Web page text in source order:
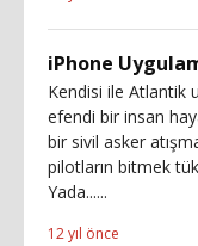
iPhone
Kendisi ile Atlantik
efendi bir insan
bir sivil asker
pilotların bitmek
Yada......
12 yıl önce